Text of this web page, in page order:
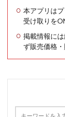
本アプリは
受け取りを
掲載情報に
ず販売価格・